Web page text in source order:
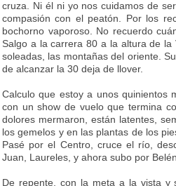
cruza. Ni él ni yo nos cuidamos de
compasión con el peatón. Por los
bochorno vaporoso. No recuerdo
Salgo a la carrera 80 a la altura de
soleadas, las montañas del oriente.
de alcanzar la 30 deja de llover.
Calculo que estoy a unos quinientos
con un show de vuelo que termina
dolores mermaron, están latentes,
los gemelos y en las plantas de los
Pasé por el Centro, cruce el río,
Juan, Laureles, y ahora subo por
De repente, con la meta a la vista y